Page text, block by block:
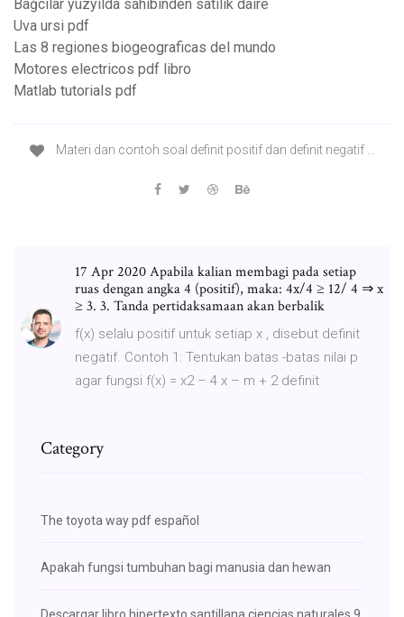
Bağcilar yüzyilda sahibinden satilik daire
Uva ursi pdf
Las 8 regiones biogeograficas del mundo
Motores electricos pdf libro
Matlab tutorials pdf
Materi dan contoh soal definit positif dan definit negatif ...
17 Apr 2020 Apabila kalian membagi pada setiap
ruas dengan angka 4 (positif), maka: 4x/4 ≥ 12/ 4 ⇒ x
≥ 3. 3. Tanda pertidaksamaan akan berbalik
f(x) selalu positif untuk setiap x , disebut definit
negatif. Contoh 1: Tentukan batas -batas nilai p
agar fungsi f(x) = x2 – 4 x – m + 2 definit
Category
The toyota way pdf español
Apakah fungsi tumbuhan bagi manusia dan hewan
Descargar libro hipertexto santillana ciencias naturales 9